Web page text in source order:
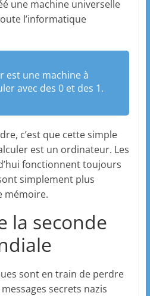
une machine universelle
l’informatique
est une machine à
avec des 0 et des 1.
c’est que cette simple
est un ordinateur. Les
fonctionnent toujours
simplement plus
mémoire.
la seconde
sont en train de perdre
secrets nazis